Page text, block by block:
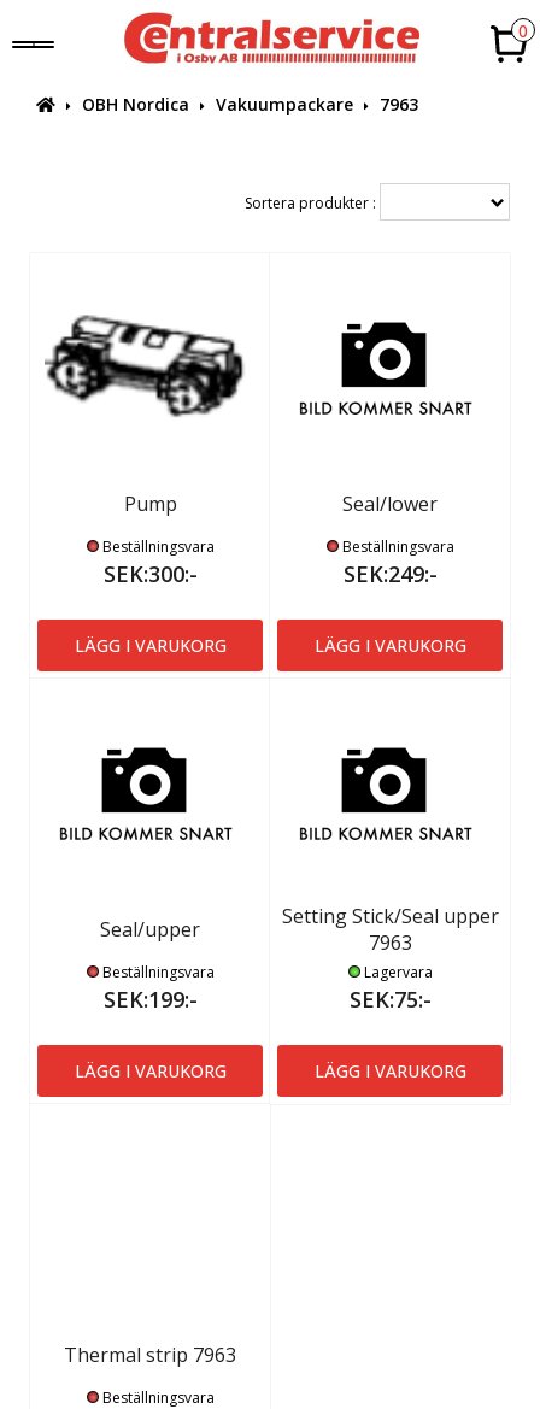
0
OBH Nordica Vakuumpackare 7963
Sortera produkter :
Pump
Beställningsvara
SEK:300:-
LÄGG I VARUKORG
Seal/lower
Beställningsvara
SEK:249:-
LÄGG I VARUKORG
Seal/upper
Beställningsvara
SEK:199:-
LÄGG I VARUKORG
Setting Stick/Seal upper
7963
Lagervara
SEK:75:-
LÄGG I VARUKORG
Thermal strip 7963
Beställningsvara